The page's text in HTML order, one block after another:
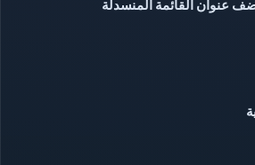
عنوان القائمة المنسدلة